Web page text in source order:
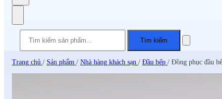
Tìm kiếm
Trang chủ / Sản phẩm / Nhà hàng khách sạn / Đầu bếp / Đồng phục đầu